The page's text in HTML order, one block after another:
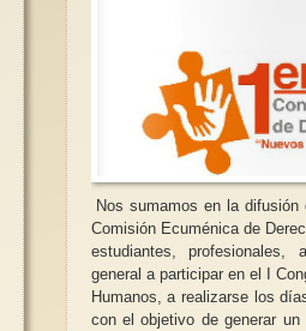
Nos sumamos en la difusión
Comisión Ecuménica de
estudiantes, profesionales,
general a participar en el I
Humanos, a realizarse los
con el objetivo de generar